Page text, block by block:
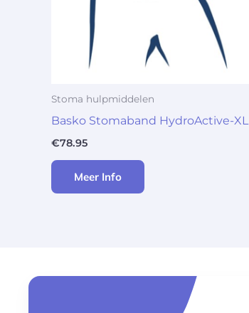
Stoma hulpmiddelen
Basko Stomaband HydroActive-XL
€78.95
Meer Info